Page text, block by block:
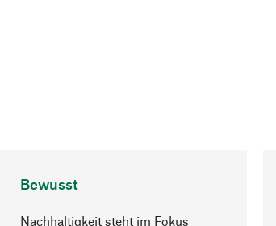
Bewusst
Nachhaltigkeit steht im Fokus